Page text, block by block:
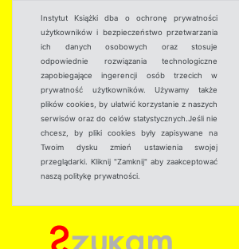
Instytut Książki dba o ochronę prywatności
użytkowników i bezpieczeństwo przetwarzania
ich danych osobowych oraz stosuje
odpowiednie rozwiązania technologiczne
zapobiegające ingerencji osób trzecich w
prywatność użytkowników. Używamy także
plików cookies, by ułatwić korzystanie z naszych
serwisów oraz do celów statystycznych.Jeśli nie
chcesz, by pliki cookies były zapisywane na
Twoim dysku zmień ustawienia swojej
przeglądarki. Kliknij "Zamknij" aby zaakceptować
naszą politykę prywatności.